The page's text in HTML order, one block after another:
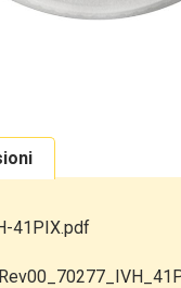
41PIX.pdf